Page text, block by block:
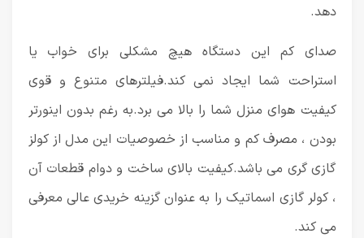
دهد.
صدای کم این دستگاه هیچ مشکلی برای خواب یا
استراحت شما ایجاد نمی کند.فیلترهای متنوع و قوی
کیفیت هوای منزل شما را بالا می برد.به رغم بدون اینورتر
بودن ، مصرف کم و مناسب از خصوصیات این مدل از کولز
گازی گری می باشد.کیفیت بالای ساخت و دوام قطعات آن
، کولر گازی اسماتیک را به عنوان گزینه خریدی عالی معرفی
می کند.